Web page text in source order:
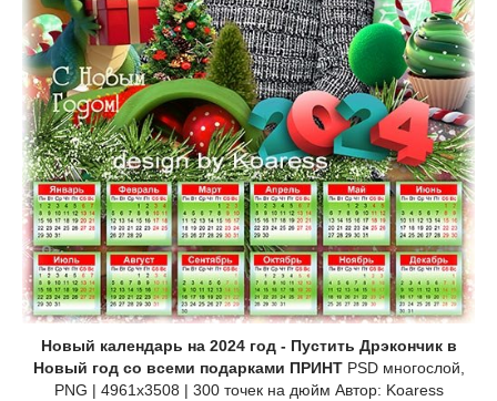
Новый календарь на 2024 год - Пустить Дрэкончик в
Новый год со всеми подарками ПРИНТPSD многослой,
PNG | 4961x3508 | 300 точек на дюйм Автор: Koaress